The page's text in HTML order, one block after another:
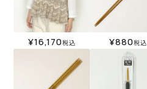
¥16,170税込 ¥880税込